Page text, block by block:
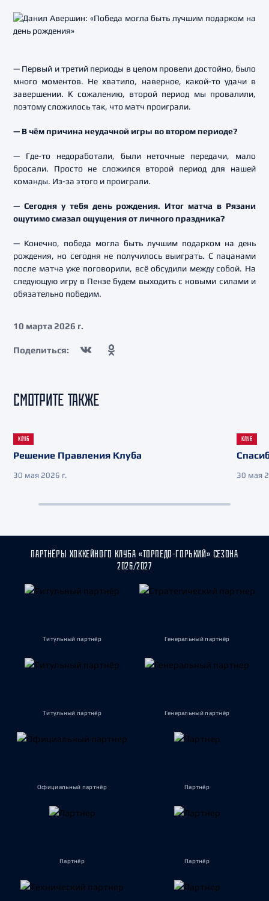
— Первый и третий периоды в целом провели достойно, было
много моментов. Не хватило, наверное, какой-то удачи в
завершении. К сожалению, второй период мы провалили,
поэтому сложилось так, что матч проиграли.
— В чём причина неудачной игры во втором периоде?
— Где-то недоработали, были неточные передачи, мало
бросали. Просто не сложился второй период для нашей
команды. Из-за этого и проиграли.
— Сегодня у тебя день рождения. Итог матча в Рязани
ощутимо смазал ощущения от личного праздника?
— Конечно, победа могла быть лучшим подарком на день
рождения, но сегодня не получилось выиграть. С пацанами
после матча уже поговорили, всё обсудили между собой. На
следующую игру в Пензе будем выходить с новыми силами и
обязательно победим.
10 марта 2026 г.
Поделиться:
СМОТРИТЕ ТАКЖЕ
КЛУБ
Решение Правления Клуба
30 мая 2026 г.
КЛУБ
30 мая
ПАРТНЁРЫ ХОККЕЙНОГО КЛУБА «ТОРПЕДО-ГОРЬКИЙ» СЕЗОНА
2026/2027
Титульный партнёр Генеральный партнёр
Титульный партнёр Генеральный партнёр
Официальный партнёр Партнёр
Партнёр Партнёр